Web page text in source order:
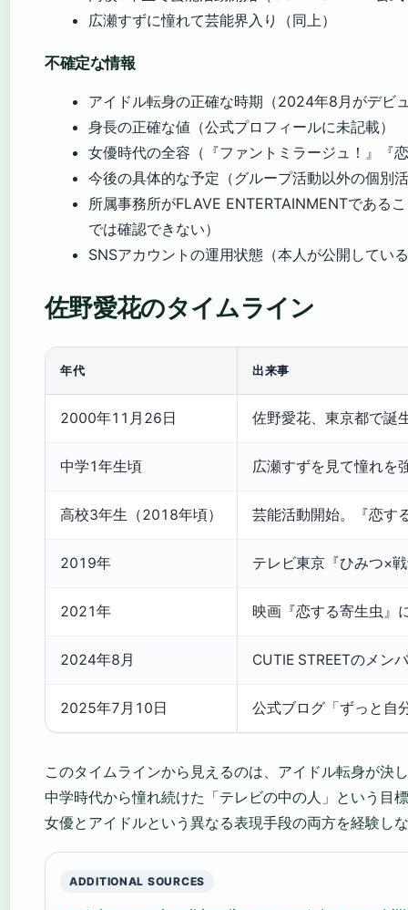
広瀬すずに憧れて芸能界入り（同上）
不確定な情報
アイドル転身の正確な時期（2024年8月がデビ
身長の正確な値（公式プロフィールに未記載）
女優時代の全容（『ファントミラージュ！』『
今後の具体的な予定（グループ活動以外の個別
所属事務所がFLAVE ENTERTAINMENTである
では確認できない）
SNSアカウントの運用状態（本人が公開してい
佐野愛花のタイムライン
年代 出来事
2000年11月26日 佐野愛花、東京都で誕
中学1年生頃 広瀬すずを見て憧れを
高校3年生（2018年頃） 芸能活動開始。『恋す
2019年 テレビ東京『ひみつ×
2021年 映画『恋する寄生虫』
2024年8月 CUTIE STREETのメン
2025年7月10日 公式ブログ「ずっと自
このタイムラインから見えるのは、アイドル転身が決
中学時代から憧れ続けた「テレビの中の人」という目
女優とアイドルという異なる表現手段の両方を経験し
ADDITIONAL SOURCES